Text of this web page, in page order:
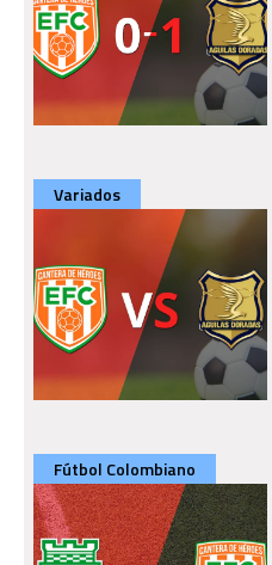
Variados
Fútbol Colombiano